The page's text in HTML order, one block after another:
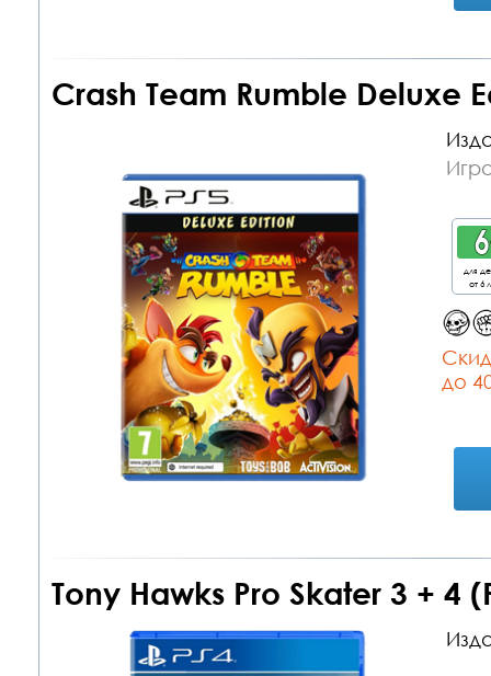
Crash Team Rumble Deluxe
для
от 6
до
Tony Hawks Pro Skater 3 + 4